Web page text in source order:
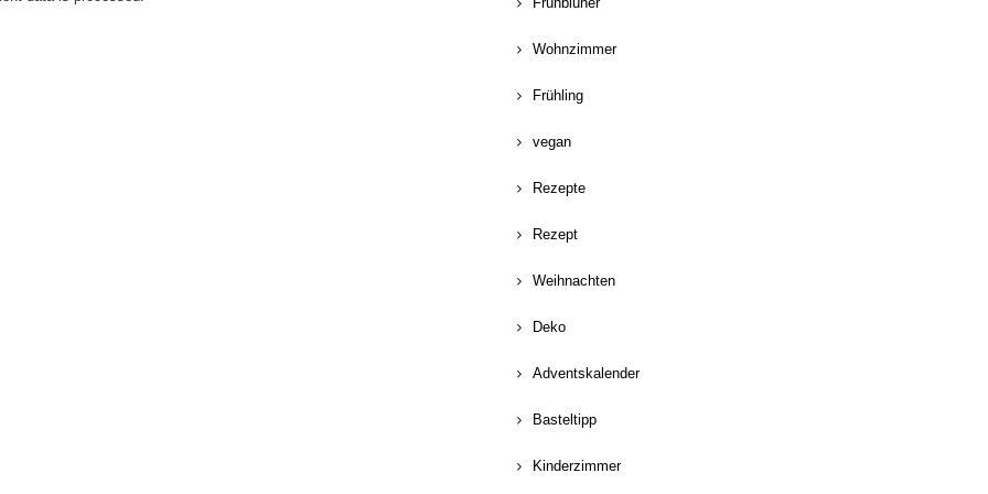
Wohnzimmer
Frühling
vegan
Rezepte
Rezept
Weihnachten
Deko
Adventskalender
Basteltipp
Kinderzimmer